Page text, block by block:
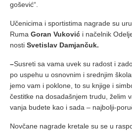
go­še­vić“.
Uče­ni­ci­ma i spor­ti­sti­ma na­gra­de su
Ru­ma Go­ran Vu­ko­vić i na­čel­nik
no­sti Sve­ti­slav Da­mjan­čuk.
–Su­sre­ti sa va­ma uvek su ra­dost i
po uspe­hu u osnov­nim i sred­njim
je­mo vam i po­klo­ne, to su knji­ge i
če­stit­ke na do­sa­da­šnjem tru­du, že­lim
va­nja bu­de­te kao i sa­da – naj­bo­lji-
Nov­ča­ne na­gra­de kre­ta­le su se u